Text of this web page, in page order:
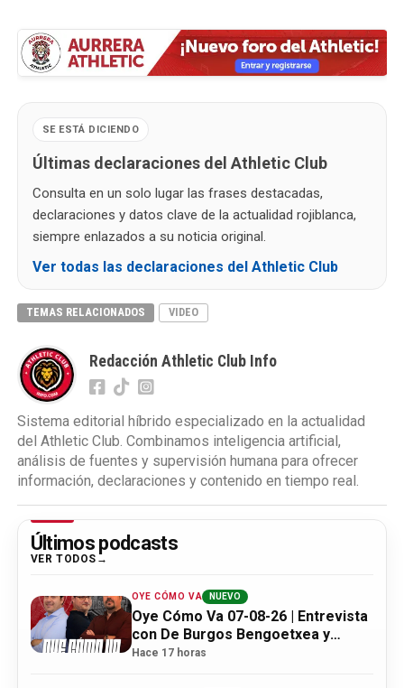
SE ESTÁ DICIENDO
Últimas declaraciones del Athletic Club
Consulta en un solo lugar las frases destacadas,
declaraciones y datos clave de la actualidad rojiblanca,
siempre enlazados a su noticia original.
Ver todas las declaraciones del Athletic Club
TEMAS RELACIONADOS VIDEO
Redacción Athletic Club Info
Sistema editorial híbrido especializado en la actualidad
del Athletic Club. Combinamos inteligencia artificial,
análisis de fuentes y supervisión humana para ofrecer
información, declaraciones y contenido en tiempo real.
Últimos podcasts
VER TODOS
OYE CÓMO VA NUEVO
Oye Cómo Va 07-08-26 | Entrevista
con De Burgos Bengoetxea y
actualidad Athletic
Hace 17 horas